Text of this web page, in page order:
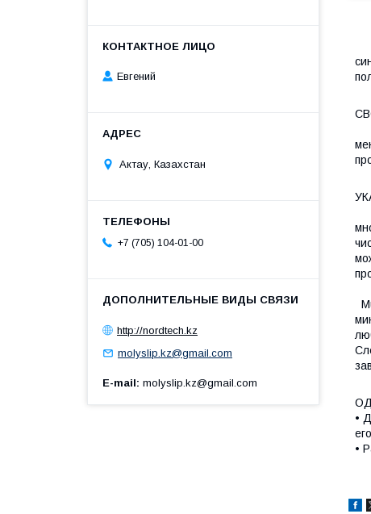
•
•
Евгений
Актау, Казахстан
+7 (705) 104-01-00
http://nordtech.kz
molyslip.kz@gmail.com
E-mail molyslip.kz@gmail.com